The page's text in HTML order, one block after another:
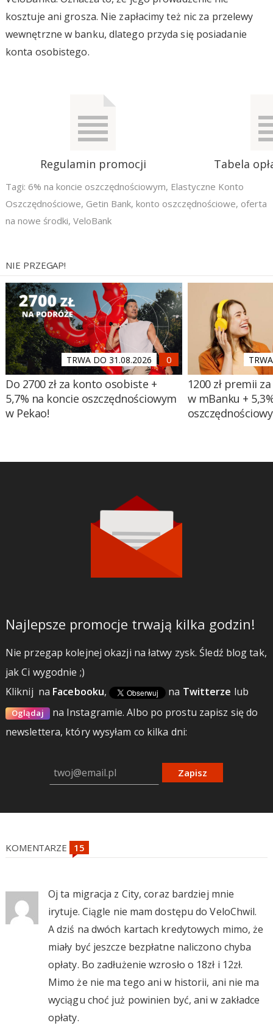
kosztuje ani grosza. Nie zapłacimy też nic za przelewy
wewnętrzne w banku, dlatego przyda się posiadanie
konta osobistego.
Regulamin promocji Tabela
Tagi: 6% na koncie oszczędnościowym, Elastyczne Konto
Oszczędnościowe, Getin Bank, konto oszczędnościowe, oferta
na nowe środki, VeloBank
NIE PRZEGAP!
TRWA DO 31.08.2026
Do 2700 zł za konto osobiste +
5,7% na koncie oszczędnościowym
w Pekao!
1200 zł premii
w mBanku +
Najlepsze promocje trwają kilka godzin!
Nie przegap kolejnej okazji na łatwy zysk. Śledź blog tak,
jak Ci wygodnie ;)
Kliknij na Facebooku, na Twitterze lub
Oglądaj na Instagramie.Albo po prostu zapisz się do
newslettera, który wysyłam co kilka dni:
Zapisz
KOMENTARZE
Oj ta migracja z City, coraz bardziej mnie
irytuje. Ciągle nie mam dostępu do VeloChwil.
A dziś na dwóch kartach kredytowych mimo, że
miały być jeszcze bezpłatne naliczono chyba
opłaty. Bo zadłużenie wzrosło o 18zł i 12zł.
Mimo że nie ma tego ani w historii, ani nie ma
wyciągu choć już powinien być, ani w zakładce
opłaty.